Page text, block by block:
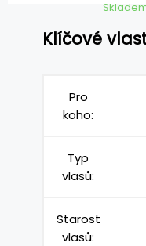
Klíčové
Pro
koho:
Typ
vlasů:
Starost
vlasů: